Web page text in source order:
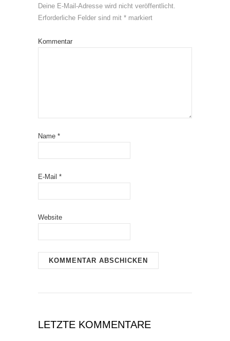
Deine E-Mail-Adresse wird nicht veröffentlicht.
Erforderliche Felder sind mit * markiert
Kommentar
Name *
E-Mail *
Website
LETZTE KOMMENTARE